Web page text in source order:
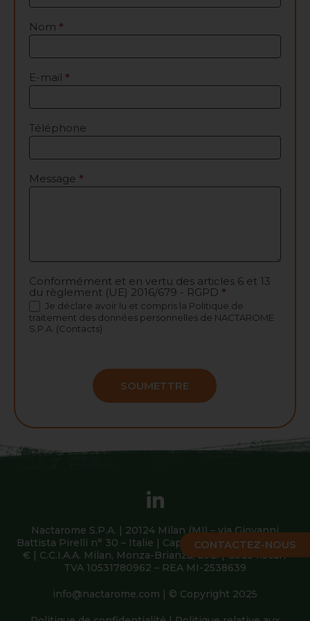
CONTACTEZ-NOUS
Nom *
E-mail *
Téléphone
Message *
Conformément et en vertu des articles 6 et 13
du règlement (UE) 2016/679 - RGPD *
Je déclare avoir lu et compris la Politique de
traitement des données personnelles de NACTAROME
S.P.A. (Contacts)
SOUMETTRE
Nactarome S.P.A. | 20124 Milan (MI) – via Giovanni
Battista Pirelli n° 30 – Italie | Capital social 2 091 254,00
€ | C.C.I.A.A. Milan, Monza-Brianza, Lodi | Code fiscal /
TVA 10531780962 – REA MI-2538639
info@nactarome.com | © Copyright 2025